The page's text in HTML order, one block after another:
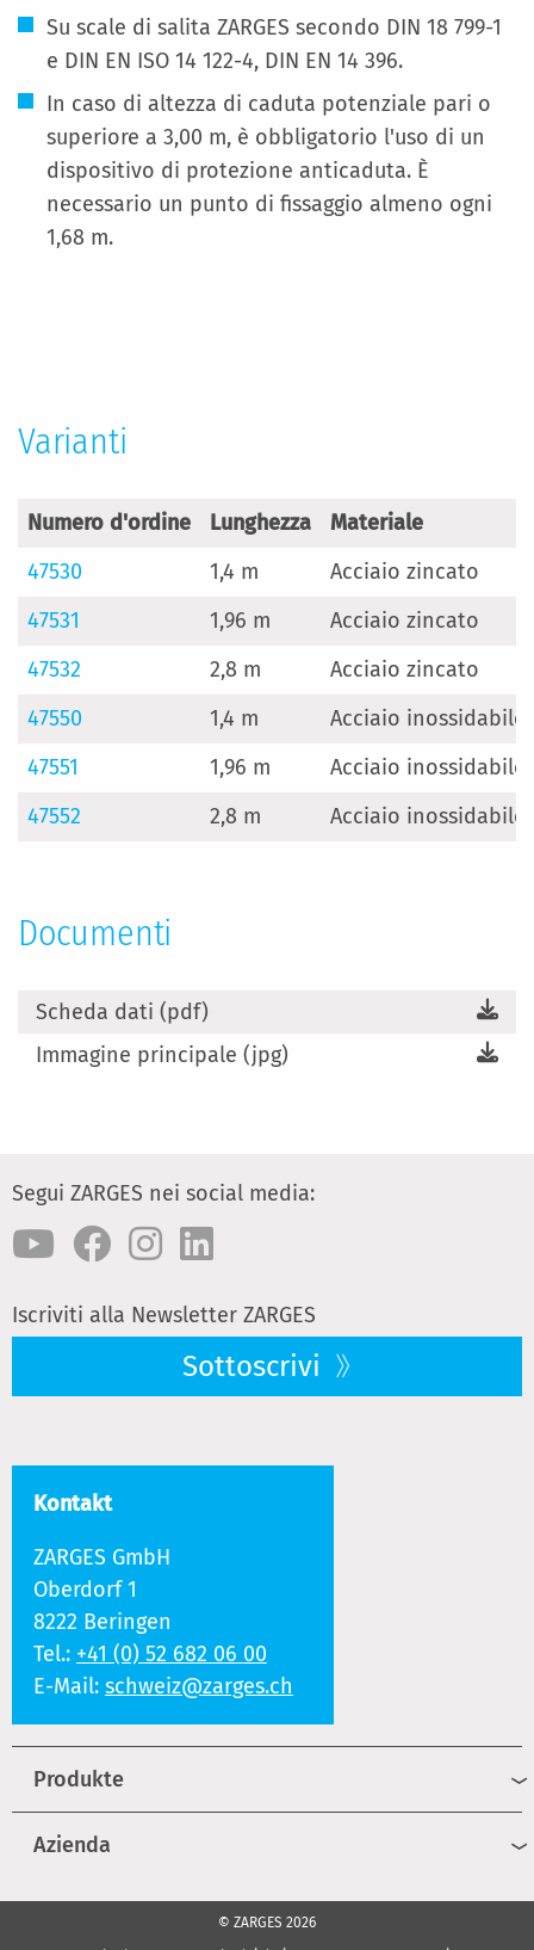
Su scale di salita ZARGES secondo DIN 18 799-1
e DIN EN ISO 14 122-4, DIN EN 14 396.
In caso di altezza di caduta potenziale pari o
superiore a 3,00 m, è obbligatorio l'uso di un
dispositivo di protezione anticaduta. È
necessario un punto di fissaggio almeno ogni
1,68 m.
Varianti
Numero d'ordine Lunghezza
Materiale
47530
1,4 m
Acciaio zincato
47531
1,96 m
Acciaio zincato
47532
2,8 m
Acciaio zincato
47550
1,4 m
Acciaio inossidabile
47551
1,96 m
Acciaio inossidabile
47552
2,8 m Acciaio inossidabile
Documenti
Scheda dati (pdf)
Immagine principale (jpg)
Segui ZARGES nei social media:
Iscriviti alla Newsletter ZARGES
Sottoscrivi
Kontakt
ZARGES GmbH
Oberdorf 1
8222 Beringen
Tel.: +41 (0) 52 682 06 00
E-Mail: schweiz@zarges.ch
Produkte
Azienda
© ZARGES 2026